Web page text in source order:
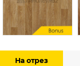
На отрез